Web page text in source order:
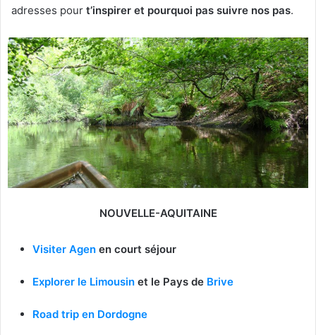
adresses pour t’inspirer et pourquoi pas suivre nos pas.
NOUVELLE-AQUITAINE
Visiter Agen en court séjour
Explorer le Limousin et le Pays de Brive
Road trip en Dordogne